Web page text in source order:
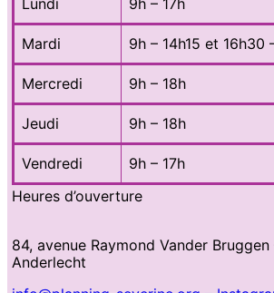
Lundi 9h – 17h
Mardi 9h – 14h15 et 16h30
Mercredi 9h – 18h
Jeudi 9h – 18h
Vendredi
9h – 17h
Heures d’ouverture
84, avenue Raymond Vander Bruggen
Anderlecht